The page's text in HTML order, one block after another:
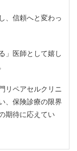
、信頼へと変わっ
」医師として嬉し
リペアセルクリニ
、保険診療の限界
期待に応えてい